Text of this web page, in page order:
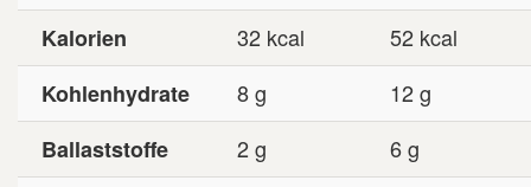
Kalorien 32 kcal
52 kcal
Kohlenhydrate
8 g
12 g
Ballaststoffe
2 g
6 g